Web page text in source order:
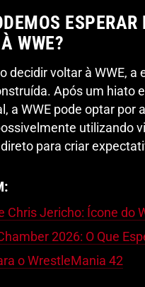
WWE?
decidir voltar à WWE,
Após um hiato
a WWE pode optar por
utilizando
para criar
Chris Jericho: Ícone do
2026: O Que
o WrestleMania 42